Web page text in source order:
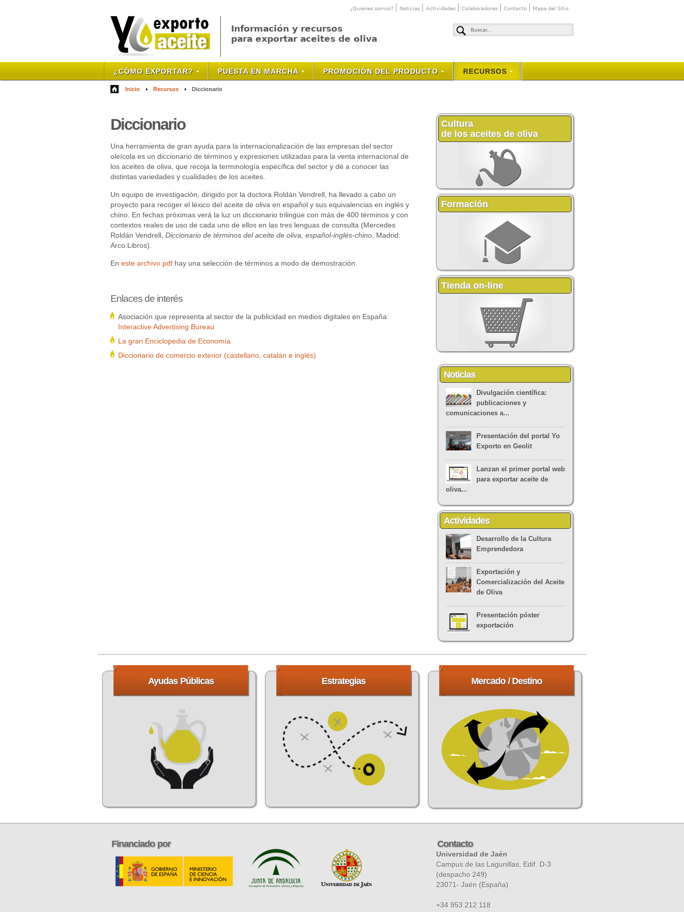
¿Quienes somos? Noticias Actividades Colaboradores Contacto Mapa del Sitio
Información y recursos
para exportar aceites de oliva
¿CÓMO EXPORTAR? PUESTA EN MARCHA PROMOCIÓN DEL PRODUCTO RECURSOS
Inicio Recursos Diccionario
Diccionario
Una herramienta de gran ayuda para la internacionalización de las empresas del sector
oleícola es un diccionario de términos y expresiones utilizadas para la venta internacional de
los aceites de oliva, que recoja la terminología específica del sector y dé a conocer las
distintas variedades y cualidades de los aceites.
Un equipo de investigación, dirigido por la doctora Roldán Vendrell, ha llevado a cabo un
proyecto para recoger el léxico del aceite de oliva en español y sus equivalencias en inglés y
chino. En fechas próximas verá la luz un diccionario trilingüe con más de 400 términos y con
contextos reales de uso de cada uno de ellos en las tres lenguas de consulta (Mercedes
Roldán Vendrell, Diccionario de términos del aceite de oliva, español-inglés-chino , Madrid:
Arco Libros).
En este archivo pdf hay una selección de términos a modo de demostración.
Enlacesde interés
Asociación que representa al sector de la publicidad en medios digitales en España:
Interactive Advertising Bureau
La gran Enciclopedia de Economía
Diccionario de comercio exterior (castellano, catalán e inglés)
Cultura
de los aceites de oliva
Formación
Tienda on-line
Noticias
Divulgación científica:
publicaciones y
comunicaciones a...
Presentación del portal Yo
Exporto en Geolit
Lanzan el primer portal web
para exportar aceite de
oliva...
Actividades
Desarrollo de la Cultura
Emprendedora
Exportación y
Comercialización del Aceite
de Oliva
Presentación póster
exportación
AyudasPúblicas Estrategias Mercado/ Destino
Financiadopor Contacto
Universidad de Jaén
Campus de las Lagunillas, Edif. D-3
(despacho 249)
23071- Jaén (España)
+34 953 212 118